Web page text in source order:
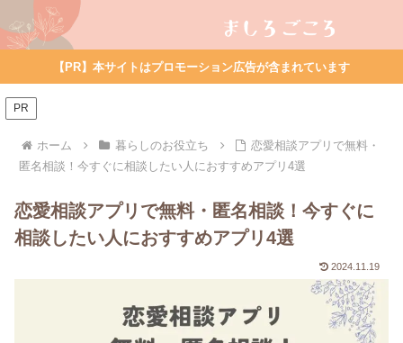
【PR】本サイトはプロモーション広告が含まれています
PR
ホーム 暮らしのお役立ち
恋愛相談アプリで無料・
匿名相談！今すぐに相談したい人におすすめアプリ4選
恋愛相談アプリで無料・匿名相談！今すぐに
相談したい人におすすめアプリ4選
2024.11.19